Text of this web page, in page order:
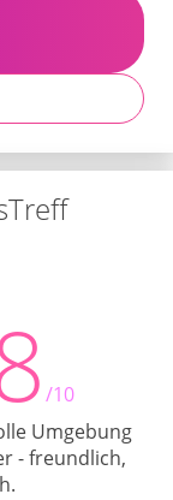
/10
Umgebung
- freundlich,